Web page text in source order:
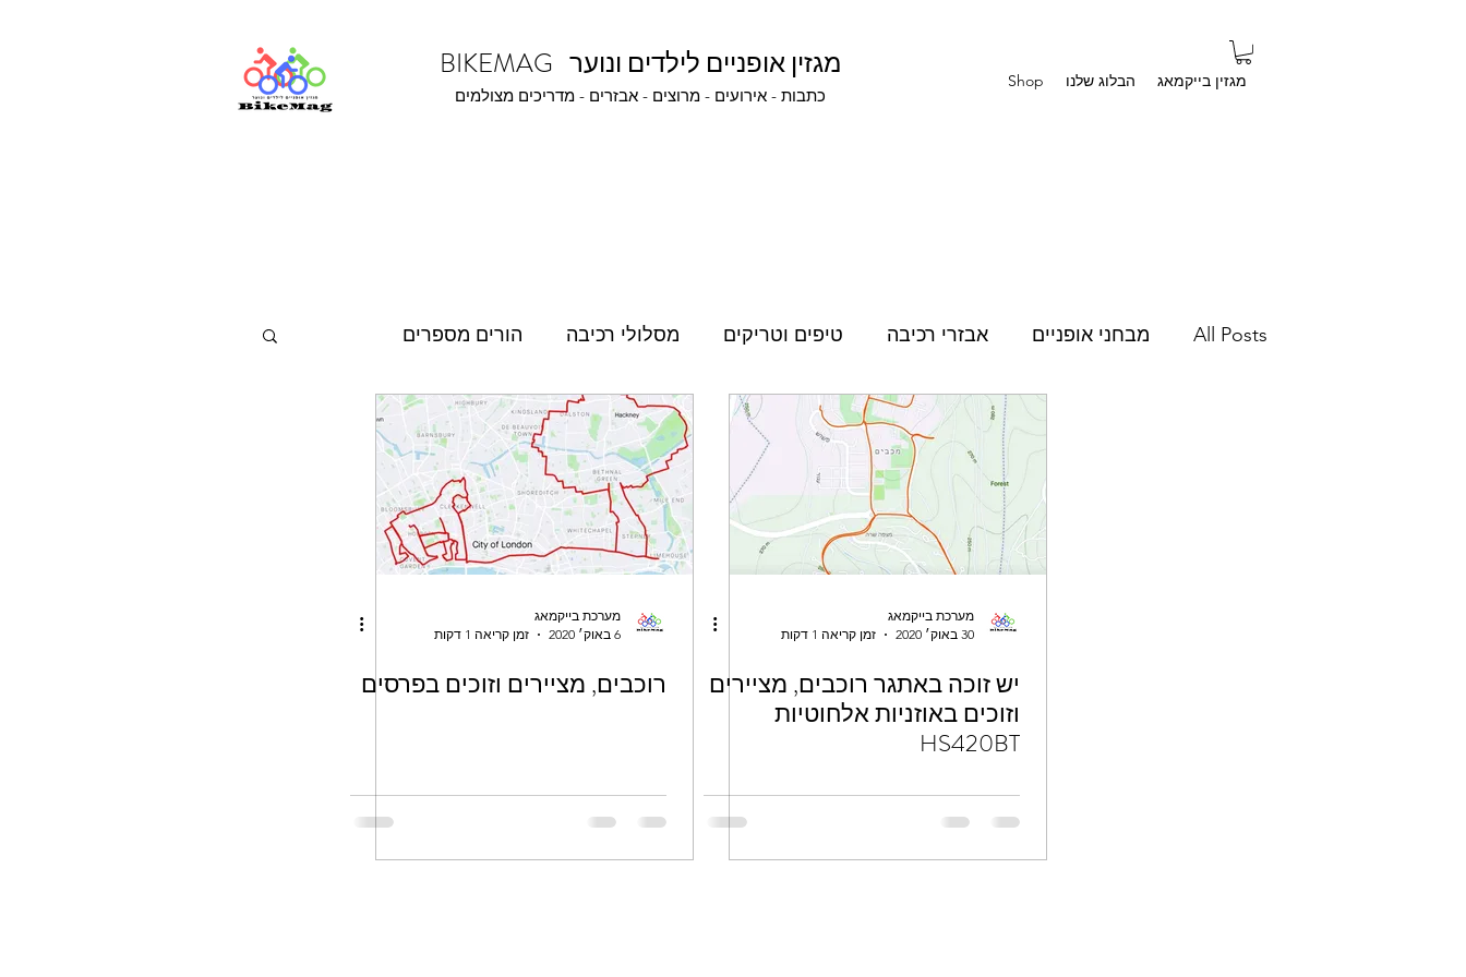
BIKEMAG מגזין אופניים לילדים ונוער
כתבות - אירועים - מרוצים - אבזרים - מדריכים מצולמים
Shop הבלוג שלנו מגזין בייקמאג
All Posts מבחני אופניים אבזרי רכיבה טיפים וטריקים מסלולי רכיבה הורים מספרים
סיפורים אישיים שאלות מהבית רכיבה תחרותית חבובונים ונהנים
מערכת בייקמאג
30 באוק׳ 2020
זמן קריאה 1 דקות
יש זוכה באתגר רוכבים, מציירים
וזוכים באוזניות אלחוטיות
HS420BT
מערכת בייקמאג
6 באוק׳ 2020
זמן קריאה 1 דקות
רוכבים, מציירים וזוכים בפרסים